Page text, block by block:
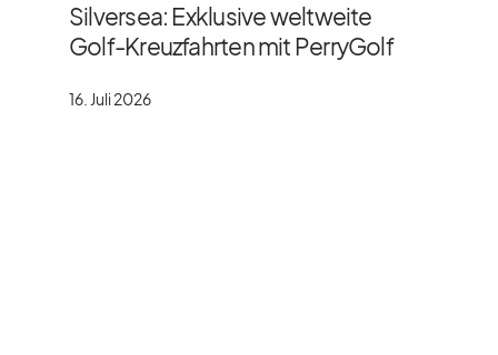
Silversea: Exklusive weltweite
Golf-Kreuzfahrten mit PerryGolf
16. Juli 2026